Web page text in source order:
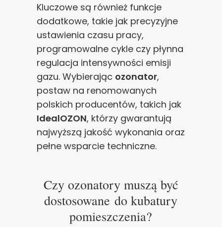
Kluczowe są również funkcje
dodatkowe, takie jak precyzyjne
ustawienia czasu pracy,
programowalne cykle czy płynna
regulacja intensywności emisji
gazu. Wybierając ozonator,
postaw na renomowanych
polskich producentów, takich jak
IdealOZON, którzy gwarantują
najwyższą jakość wykonania oraz
pełne wsparcie techniczne.
Czy ozonatory muszą być
dostosowane do kubatury
pomieszczenia?